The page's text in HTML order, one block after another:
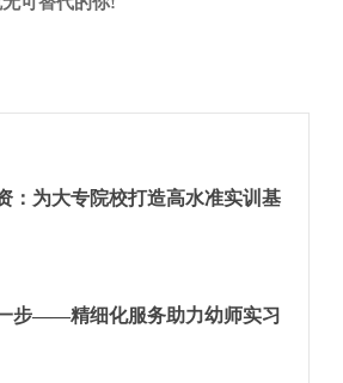
：为大专院校打造高水准实训基
步——精细化服务助力幼师实习